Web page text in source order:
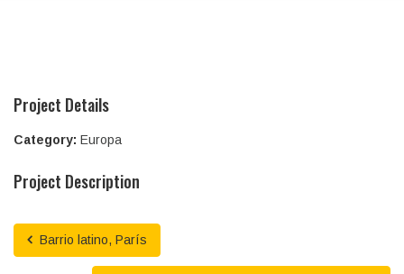
Project Details
Category: Europa
Project Description
Barrio latino, París